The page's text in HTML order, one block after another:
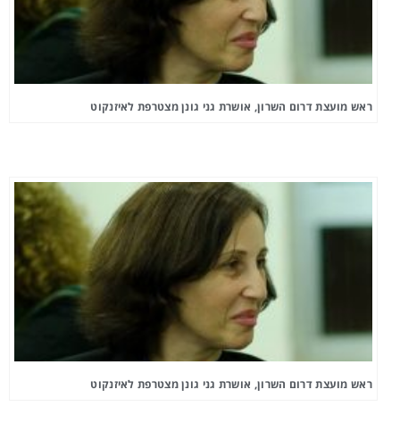
ראש מועצת דרום השרון, אושרת גני גונן מצטרפת לאיזנקוט
ראש מועצת דרום השרון, אושרת גני גונן מצטרפת לאיזנקוט